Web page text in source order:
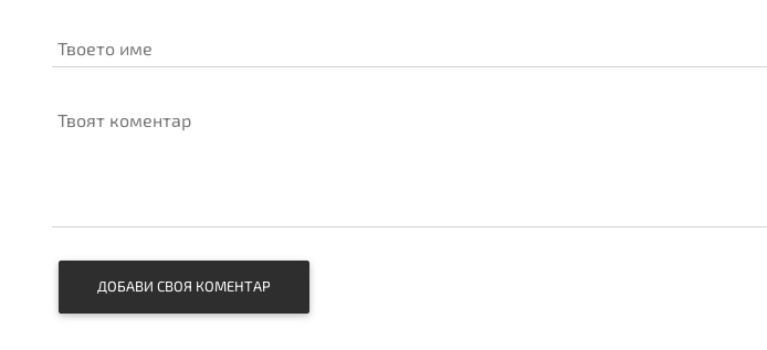
Твоето име
Твоят коментар
ДОБАВИ СВОЯ КОМЕНТАР